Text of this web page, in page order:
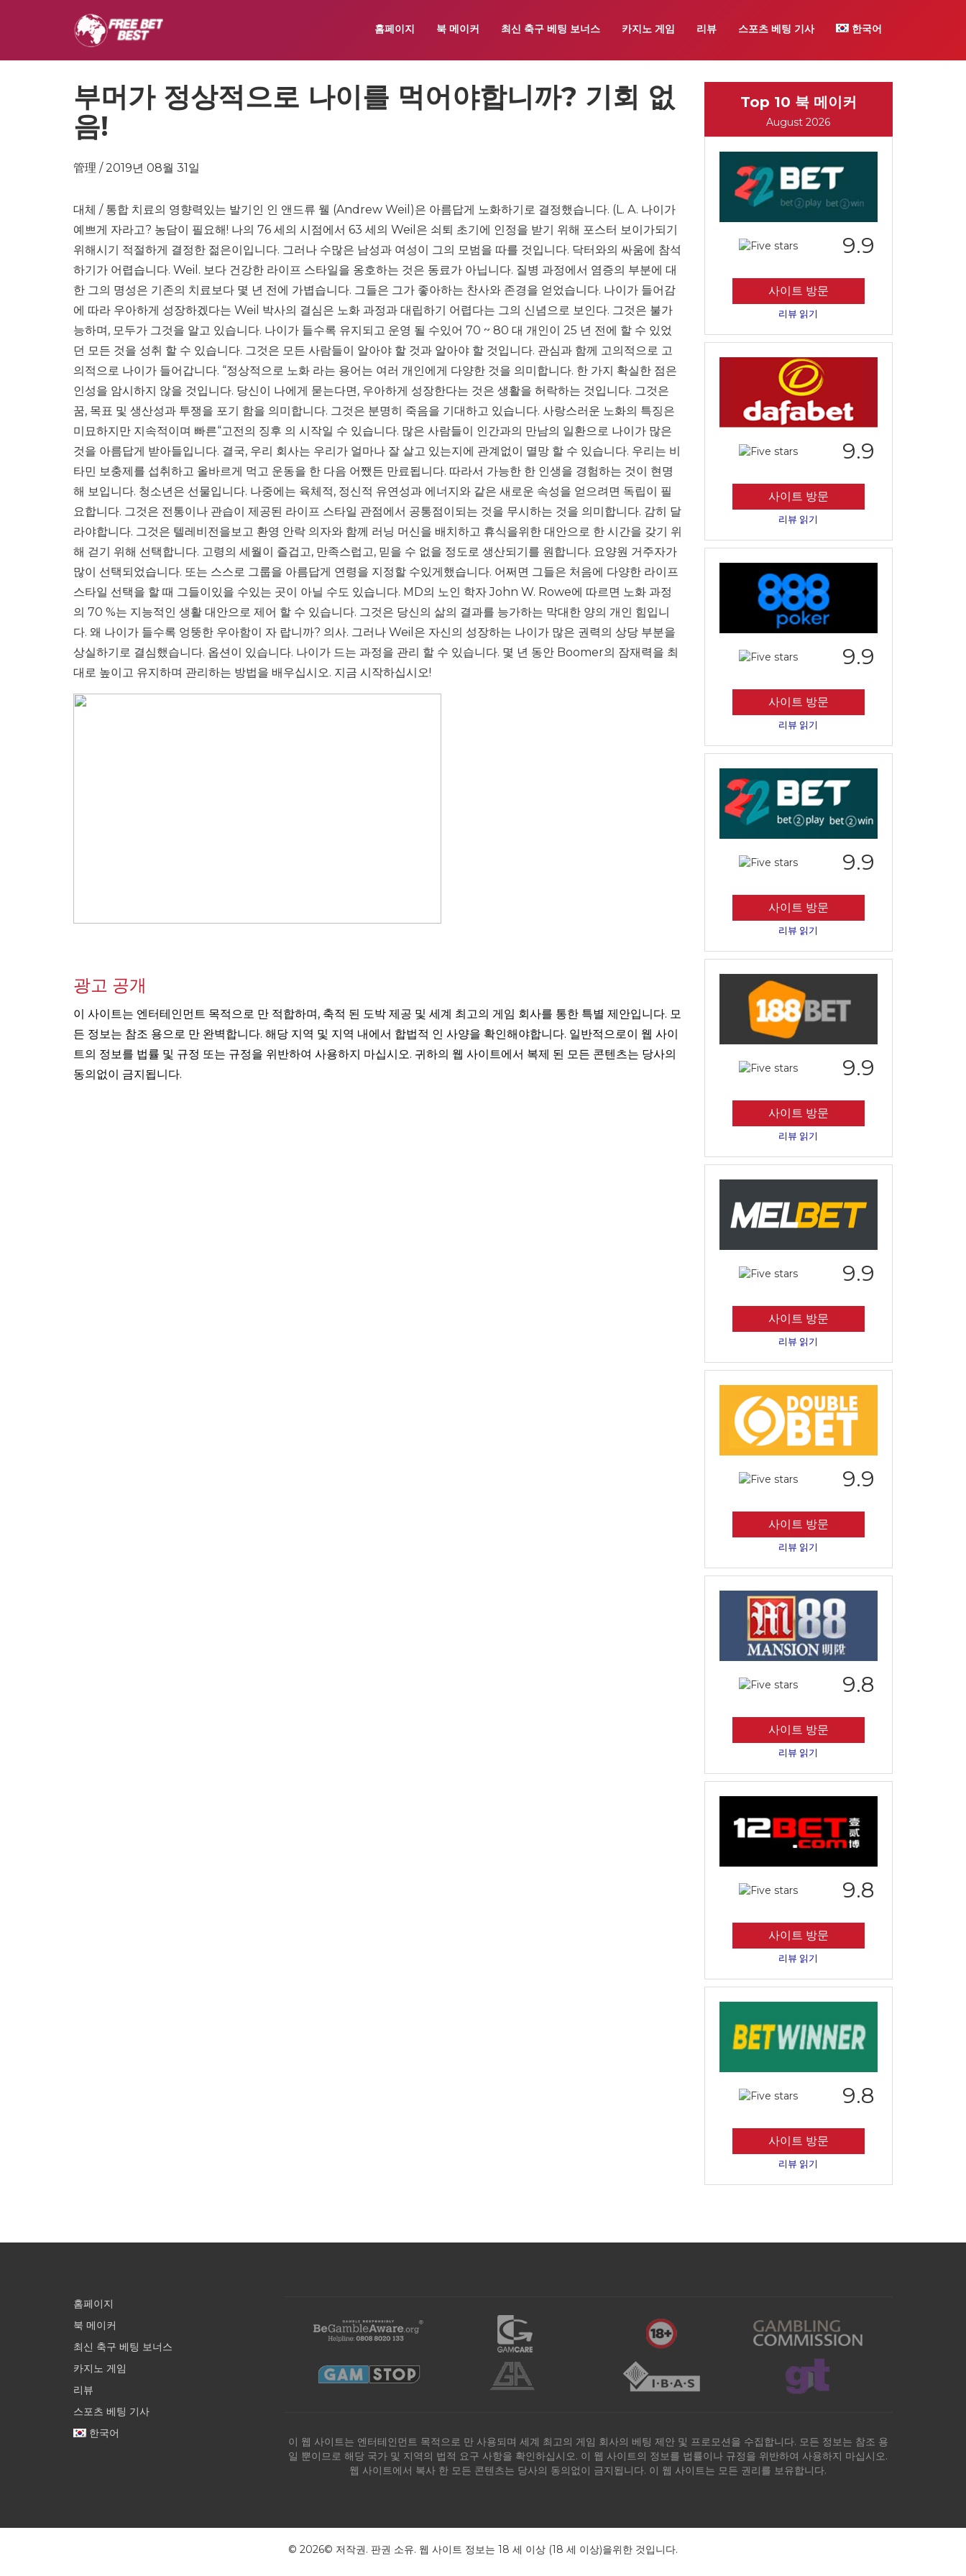
홈페이지 북 메이커 최신 축구 베팅 보너스 카지노 게임 리뷰 스포츠 베팅 기사 한국어
부머가 정상적으로 나이를 먹어야합니까? 기회 없
음!
管理 / 2019년 08월 31일
대체 / 통합 치료의 영향력있는 발기인 인 앤드류 웰 (Andrew Weil)은 아름답게 노화하기로 결정했습니다. (L. A. 나이가
예쁘게 자라고? 농담이 필요해! 나의 76 세의 시점에서 63 세의 Weil은 쇠퇴 초기에 인정을 받기 위해 포스터 보이가되기
위해시기 적절하게 결정한 젊은이입니다. 그러나 수많은 남성과 여성이 그의 모범을 따를 것입니다. 닥터와의 싸움에 참석
하기가 어렵습니다. Weil. 보다 건강한 라이프 스타일을 옹호하는 것은 동료가 아닙니다. 질병 과정에서 염증의 부분에 대
한 그의 명성은 기존의 치료보다 몇 년 전에 가볍습니다. 그들은 그가 좋아하는 찬사와 존경을 얻었습니다. 나이가 들어감
에 따라 우아하게 성장하겠다는 Weil 박사의 결심은 노화 과정과 대립하기 어렵다는 그의 신념으로 보인다. 그것은 불가
능하며, 모두가 그것을 알고 있습니다. 나이가 들수록 유지되고 운영 될 수있어 70 ~ 80 대 개인이 25 년 전에 할 수 있었
던 모든 것을 성취 할 수 있습니다. 그것은 모든 사람들이 알아야 할 것과 알아야 할 것입니다. 관심과 함께 고의적으로 고
의적으로 나이가 들어갑니다. “정상적으로 노화 라는 용어는 여러 개인에게 다양한 것을 의미합니다. 한 가지 확실한 점은
인성을 암시하지 않을 것입니다. 당신이 나에게 묻는다면, 우아하게 성장한다는 것은 생활을 허락하는 것입니다. 그것은
꿈, 목표 및 생산성과 투쟁을 포기 함을 의미합니다. 그것은 분명히 죽음을 기대하고 있습니다. 사랑스러운 노화의 특징은
미묘하지만 지속적이며 빠른“고전의 징후 의 시작일 수 있습니다. 많은 사람들이 인간과의 만남의 일환으로 나이가 많은
것을 아름답게 받아들입니다. 결국, 우리 회사는 우리가 얼마나 잘 살고 있는지에 관계없이 멸망 할 수 있습니다. 우리는 비
타민 보충제를 섭취하고 올바르게 먹고 운동을 한 다음 어쨌든 만료됩니다. 따라서 가능한 한 인생을 경험하는 것이 현명
해 보입니다. 청소년은 선물입니다. 나중에는 육체적, 정신적 유연성과 에너지와 같은 새로운 속성을 얻으려면 독립이 필
요합니다. 그것은 전통이나 관습이 제공된 라이프 스타일 관점에서 공통점이되는 것을 무시하는 것을 의미합니다. 감히 달
라야합니다. 그것은 텔레비전을보고 환영 안락 의자와 함께 러닝 머신을 배치하고 휴식을위한 대안으로 한 시간을 갖기 위
해 걷기 위해 선택합니다. 고령의 세월이 즐겁고, 만족스럽고, 믿을 수 없을 정도로 생산되기를 원합니다. 요양원 거주자가
많이 선택되었습니다. 또는 스스로 그룹을 아름답게 연령을 지정할 수있게했습니다. 어쩌면 그들은 처음에 다양한 라이프
스타일 선택을 할 때 그들이있을 수있는 곳이 아닐 수도 있습니다. MD의 노인 학자 John W. Rowe에 따르면 노화 과정
의 70 %는 지능적인 생활 대안으로 제어 할 수 있습니다. 그것은 당신의 삶의 결과를 능가하는 막대한 양의 개인 힘입니
다. 왜 나이가 들수록 엉뚱한 우아함이 자 랍니까? 의사. 그러나 Weil은 자신의 성장하는 나이가 많은 권력의 상당 부분을
상실하기로 결심했습니다. 옵션이 있습니다. 나이가 드는 과정을 관리 할 수 ​​있습니다. 몇 년 동안 Boomer의 잠재력을 최
대로 높이고 유지하며 관리하는 방법을 배우십시오. 지금 시작하십시오!
광고 공개
이 사이트는 엔터테인먼트 목적으로 만 적합하며, 축적 된 도박 제공 및 세계 최고의 게임 회사를 통한 특별 제안입니다. 모
든 정보는 참조 용으로 만 완벽합니다. 해당 지역 및 지역 내에서 합법적 인 사양을 확인해야합니다. 일반적으로이 웹 사이
트의 정보를 법률 및 규정 또는 규정을 위반하여 사용하지 마십시오. 귀하의 웹 사이트에서 복제 된 모든 콘텐츠는 당사의
동의없이 금지됩니다.
Top 10 북 메이커
August 2026
9.9
사이트 방문
리뷰 읽기
9.9
사이트 방문
리뷰 읽기
9.9
사이트 방문
리뷰 읽기
9.9
사이트 방문
리뷰 읽기
9.9
사이트 방문
리뷰 읽기
9.9
사이트 방문
리뷰 읽기
9.9
사이트 방문
리뷰 읽기
9.8
사이트 방문
리뷰 읽기
9.8
사이트 방문
리뷰 읽기
9.8
사이트 방문
리뷰 읽기
홈페이지
북 메이커
최신 축구 베팅 보너스
카지노 게임
리뷰
스포츠 베팅 기사
한국어
이 웹 사이트는 엔터테인먼트 목적으로 만 사용되며 세계 최고의 게임 회사의 베팅 제안 및 프로모션을 수집합니다. 모든 정보는 참조 용
일 뿐이므로 해당 국가 및 지역의 법적 요구 사항을 확인하십시오. 이 웹 사이트의 정보를 법률이나 규정을 위반하여 사용하지 마십시오.
웹 사이트에서 복사 한 모든 콘텐츠는 당사의 동의없이 금지됩니다. 이 웹 사이트는 모든 권리를 보유합니다.
© 2026© 저작권. 판권 소유. 웹 사이트 정보는 18 세 이상 (18 세 이상)을위한 것입니다.